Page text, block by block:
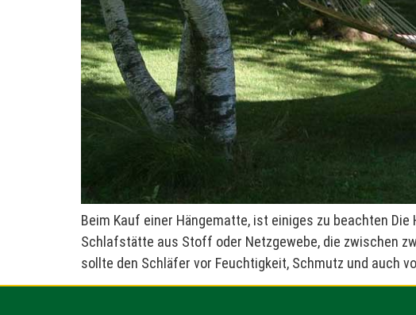
Beim Kauf einer Hängematte, ist einiges zu beachten
Schlafstätte aus Stoff oder Netzgewebe, die zwischen
sollte den Schläfer vor Feuchtigkeit, Schmutz und auch